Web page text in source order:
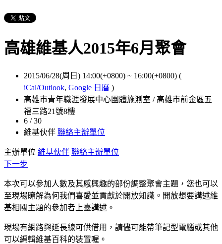
高雄維基人2015年6月聚會
2015/06/28(周日) 14:00(+0800) ~ 16:00(+0800) (
iCal/Outlook, Google 日曆 )
高雄市青年職涯發展中心團體施測室 / 高雄市前金區五
福三路21號8樓
6 / 30
維基伙伴 聯絡主辦單位
主辦單位 維基伙伴 聯絡主辦單位
下一步
本次可以參加人數及其感興趣的部份調整聚會主題，您也可以
至現場瞭解為何我們喜愛並貢獻於開放知識。開放想要講述維
基相關主題的參加者上臺講述。
現場有網路與延長線可供借用，請儘可能帶筆記型電腦或其他
可以編輯維基百科的裝置喔。